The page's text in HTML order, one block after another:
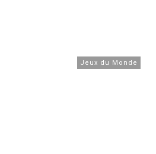
Jeux du Monde